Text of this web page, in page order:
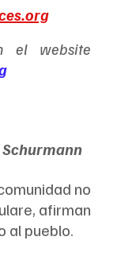
el website
no
afirman
al pueblo.